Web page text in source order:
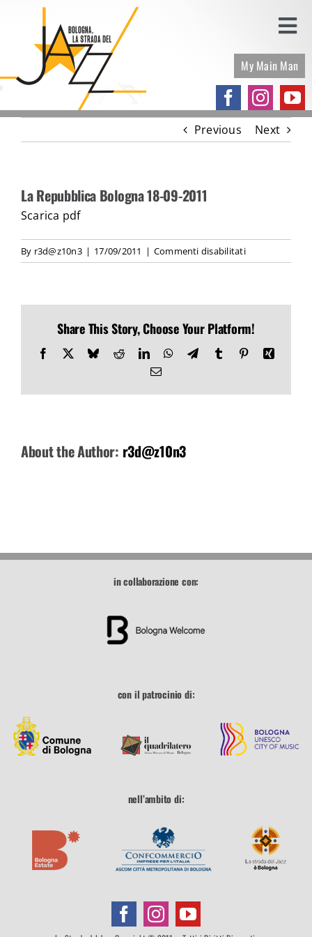
content
UNA STELLA PER LUCIO
PRESS RELEASE
PARTNERS
My Main Man
Previous Next
La Repubblica Bologna 18-09-2011
Scarica pdf
By r3d@z10n3 | 17/09/2011 | Commenti disabilitatisu
La
09-
Share This Story, Choose Your Platform!
Facebook BlueskyRedditLinkedInWhatsApp
TelegramTumblr PinterestXing
Email
About the Author: r3d@z10n3
in collaborazione con:
con il patrocinio di:
nell’ambito di: